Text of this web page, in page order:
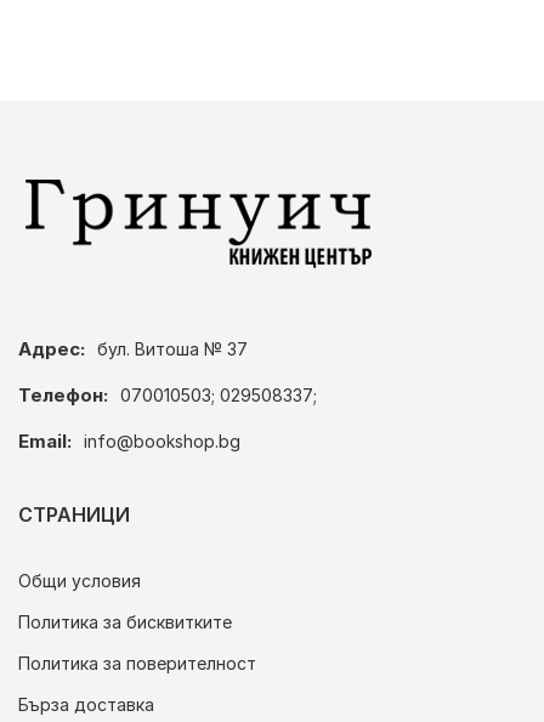
Адрес: бул. Витоша № 37
Телефон: 070010503; 029508337;
Email: info@bookshop.bg
СТРАНИЦИ
Общи условия
Политика за бисквитките
Политика за поверителност
Бърза доставка